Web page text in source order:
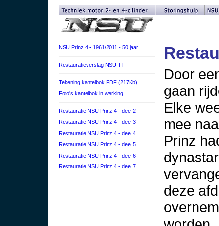
NSU Prinz 4 • 1961/2011 - 50 jaar
Restauratieverslag NSU TT
Tekening kantelbok PDF (217Kb)
Foto's kantelbok in werking
Restauratie NSU Prinz 4 - deel 2
Restauratie NSU Prinz 4 - deel 3
Restauratie NSU Prinz 4 - deel 4
Restauratie NSU Prinz 4 - deel 5
Restauratie NSU Prinz 4 - deel 6
Restauratie NSU Prinz 4 - deel 7
Door
gaan
Elke
mee
Prinz
deze